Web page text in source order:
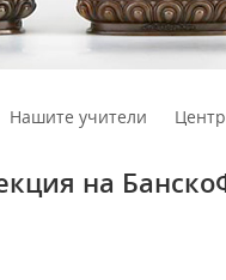
Нашите учители
на